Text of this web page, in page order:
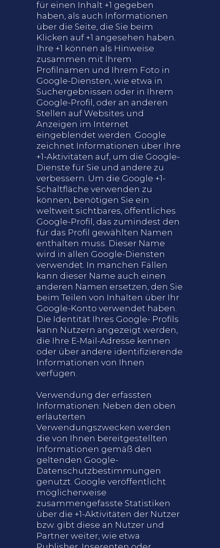
für einen Inhalt +1 gegeben
haben, als auch Informationen
über die Seite, die Sie beim
Klicken auf +1 angesehen haben.
Ihre +1 können als Hinweise
zusammen mit Ihrem
Profilnamen und Ihrem Foto in
Google-Diensten, wie etwa in
Suchergebnissen oder in Ihrem
Google-Profil, oder an anderen
Stellen auf Websites und
Anzeigen im Internet
eingeblendet werden. Google
zeichnet Informationen über Ihre
+1-Aktivitäten auf, um die Google-
Dienste für Sie und andere zu
verbessern. Um die Google +1-
Schaltfläche verwenden zu
können, benötigen Sie ein
weltweit sichtbares, öffentliches
Google-Profil, das zumindest den
für das Profil gewählten Namen
enthalten muss. Dieser Name
wird in allen Google-Diensten
verwendet. In manchen Fällen
kann dieser Name auch einen
anderen Namen ersetzen, den Sie
beim Teilen von Inhalten über Ihr
Google-Konto verwendet haben.
Die Identität Ihres Google- Profils
kann Nutzern angezeigt werden,
die Ihre E-Mail-Adresse kennen
oder über andere identifizierende
Informationen von Ihnen
verfügen.
Verwendung der erfassten
Informationen: Neben den oben
erläuterten
Verwendungszwecken werden
die von Ihnen bereitgestellten
Informationen gemäß den
geltenden Google-
Datenschutzbestimmungen
genutzt. Google veröffentlicht
möglicherweise
zusammengefasste Statistiken
über die +1-Aktivitäten der Nutzer
bzw. gibt diese an Nutzer und
Partner weiter, wie etwa